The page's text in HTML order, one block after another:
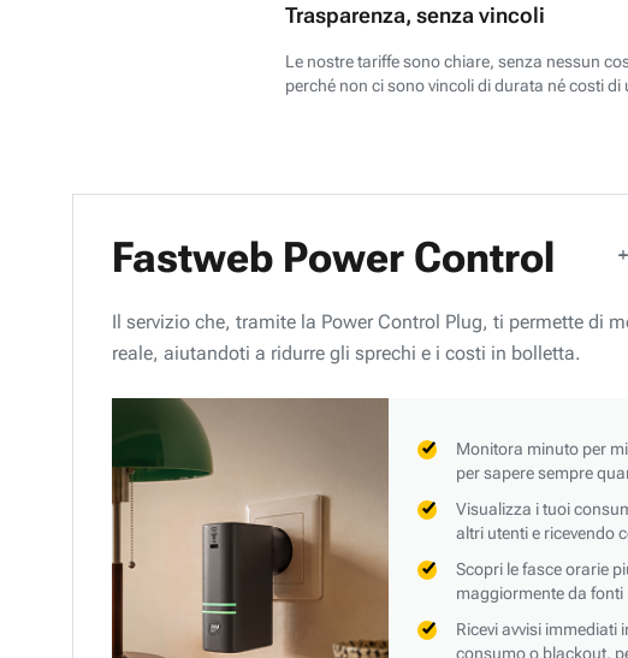
Trasparenza, senza vincoli
Le nostre tariffe sono chiare, senza nessun
perché non ci sono vincoli di durata né costi di
Fastweb Power Control
Il servizio che, tramite la Power Control Plug, ti permette di
reale, aiutandoti a ridurre gli sprechi e i costi in bolletta.
Monitora minuto per
per sapere sempre
Visualizza i tuoi
altri utenti e ricevendo
Scopri le fasce orarie
maggiormente da
Ricevi avvisi immediati
consumo o blackout,